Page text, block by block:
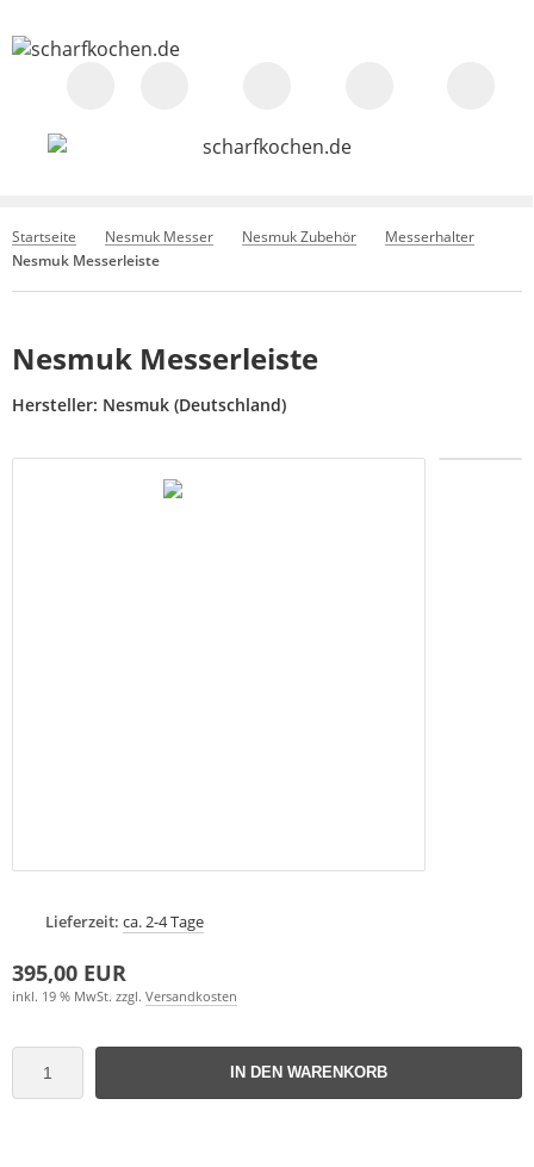
Startseite Nesmuk Messer Nesmuk Zubehör
Messerhalter
Nesmuk Messerleiste
Nesmuk Messerleiste
Hersteller: Nesmuk (Deutschland)
Lieferzeit: ca. 2-4 Tage
395,00 EUR
inkl. 19 % MwSt. zzgl. Versandkosten
IN DEN WARENKORB